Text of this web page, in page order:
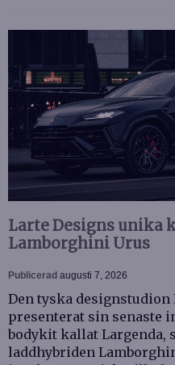
Larte Designs
Lamborghini Urus
Publicerad augusti 7, 2026
Den tyska
presenterat sin senaste
bodykit kallat Largenda,
laddhybriden